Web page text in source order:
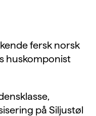
fersk norsk
huskomponist
på Siljustøl